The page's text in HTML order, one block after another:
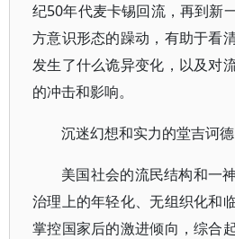
纪50年代麦卡锡回流，再到新
方意识形态的躁动，有助于看
发生了什么诡异变化，以及对
的冲击和影响。
沉迷幻想和实力的堂吉诃德
美国社会的流民结构和一
治理上的年轻化、无组织化和
掌控国家后的激进倾向，综合